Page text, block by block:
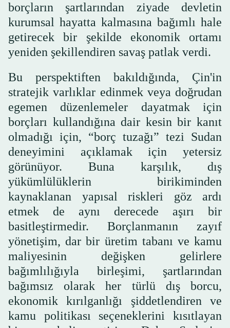
borçların şartlarından ziyade devletin
kurumsal hayatta kalmasına bağımlı hale
getirecek bir şekilde ekonomik ortamı
yeniden şekillendiren savaş patlak verdi.
Bu perspektiften bakıldığında, Çin'in
stratejik varlıklar edinmek veya doğrudan
egemen düzenlemeler dayatmak için
borçları kullandığına dair kesin bir kanıt
olmadığı için, “borç tuzağı” tezi Sudan
deneyimini açıklamak için yetersiz
görünüyor. Buna karşılık, dış
yükümlülüklerin birikiminden
kaynaklanan yapısal riskleri göz ardı
etmek de aynı derecede aşırı bir
basitleştirmedir. Borçlanmanın zayıf
yönetişim, dar bir üretim tabanı ve kamu
maliyesinin değişken gelirlere
bağımlılığıyla birleşimi, şartlarından
bağımsız olarak her türlü dış borcu,
ekonomik kırılganlığı şiddetlendiren ve
kamu politikası seçeneklerini kısıtlayan